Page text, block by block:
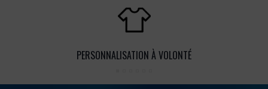
PERSONNALISATION À VOLONTÉ